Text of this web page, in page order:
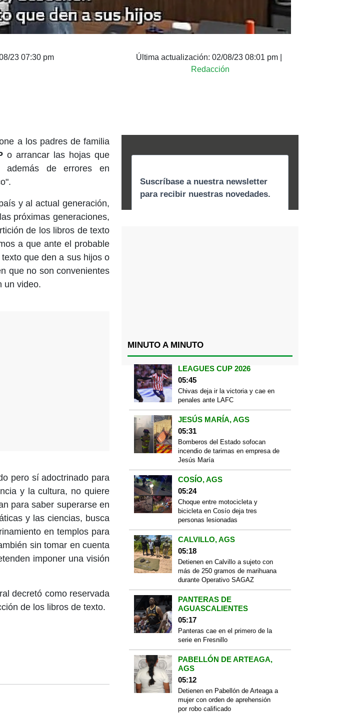
23 07:30 pm Última actualización: 02/08/23 08:01 pm
Redacción
a los padres de familia
o arrancar las hojas que
además de errores en
y al actual generación,
próximas generaciones,
de los libros de texto
a que ante el probable
que den a sus hijos o
que no son convenientes
un video.
pero sí adoctrinado para
y la cultura, no quiere
para saber superarse en
y las ciencias, busca
en templos para
sin tomar en cuenta
imponer una visión
decretó como reservada
de los libros de texto.
MINUTO A MINUTO
LEAGUES CUP 2026
05:45
Chivas deja ir la victoria y cae en
penales ante LAFC
JESÚS MARÍA, AGS
05:31
Bomberos del Estado sofocan
incendio de tarimas en empresa de
Jesús María
COSÍO, AGS
05:24
Choque entre motocicleta y
bicicleta en Cosío deja tres
personas lesionadas
CALVILLO, AGS
05:18
Detienen en Calvillo a sujeto con
más de 250 gramos de marihuana
durante Operativo SAGAZ
PANTERAS DE
AGUASCALIENTES
05:17
Panteras cae en el primero de la
serie en Fresnillo
PABELLÓN DE ARTEAGA,
AGS
05:12
Detienen en Pabellón de Arteaga a
mujer con orden de aprehensión
por robo calificado